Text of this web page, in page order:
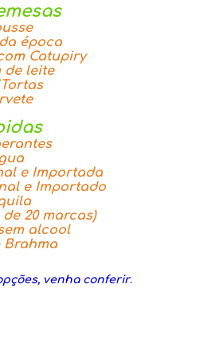
época
Catupiry
de leite
e Importada
e Importado
20 marcas)
alcool
Brahma
venha conferir.